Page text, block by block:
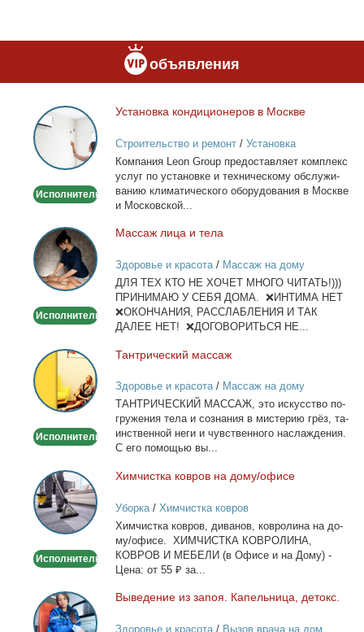
объявления
Установка
кондиционеров
в
Москве
Исполнитель
Уста­нов­ка кон­ди­ци­о­не­ров в Москве
Строительство и ремонт/ Установка
кондиционеров
Ком­па­ния Leon Group предо­став­ля­ет ком­плекс
услуг по уста­нов­ке и тех­ни­че­ско­му об­слу­жи­
ва­нию кли­ма­ти­че­ско­го обо­ру­до­ва­ния в Москве
и Мос­ков­ской...
Массаж
лица
и
тела
Исполнитель
Мас­саж ли­ца и те­ла
Здоровье и красота/ Массаж на дому
ДЛЯ ТЕХ КТО НЕ ХОЧЕТ МНОГО ЧИТАТЬ!)))
ПРИНИМАЮ У СЕБЯ ДОМА. ❌ИНТИМА НЕТ
❌ОКОНЧАНИЯ, РАССЛАБЛЕНИЯ И ТАК
ДАЛЕЕ НЕТ! ❌ДОГОВОРИТЬСЯ НЕ...
Тантрический
массаж
Исполнитель
Тан­три­че­ский мас­саж
Здоровье и красота/ Массаж на дому
ТАНТРИЧЕСКИЙ МАССАЖ, это ис­кус­ство по­
гру­же­ния те­ла и со­зна­ния в ми­сте­рию грёз, та­
ин­ствен­ной неги и чув­ствен­но­го на­сла­жде­ния.
С его по­мо­щью вы...
Химчистка
ковров
на
дому/
Исполнитель
Хим­чист­ка ков­ров на до­му/офи­се
Уборка/ Химчистка ковров
Хим­чист­ка ков­ров, ди­ва­нов, ков­ро­ли­на на до­
му/офи­се. ХИМЧИСТКА КОВРОЛИНА,
КОВРОВ И МЕБЕЛИ (в Офи­се и на До­му) -
Це­на: от 55 ₽ за...
Выведение
из
Вы­ве­де­ние из за­поя. Ка­пель­ни­ца, де­токс.
Здоровье и красота/ Вызов врача на дом